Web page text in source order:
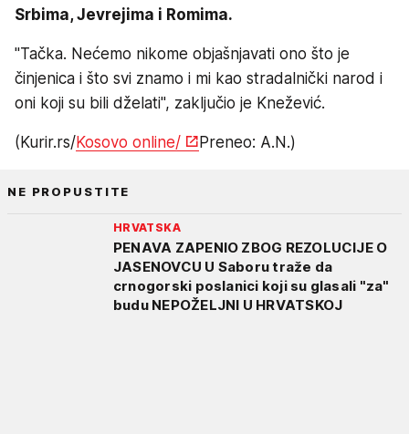
Srbima, Jevrejima i Romima.
"Tačka. Nećemo nikome objašnjavati ono što je
činjenica i što svi znamo i mi kao stradalnički narod i
oni koji su bili dželati", zaključio je Knežević.
(Kurir.rs/Kosovo online/ Preneo: A.N.)
NE PROPUSTITE
HRVATSKA
PENAVA ZAPENIO ZBOG REZOLUCIJE O
JASENOVCU U Saboru traže da
crnogorski poslanici koji su glasali "za"
budu NEPOŽELJNI U HRVATSKOJ